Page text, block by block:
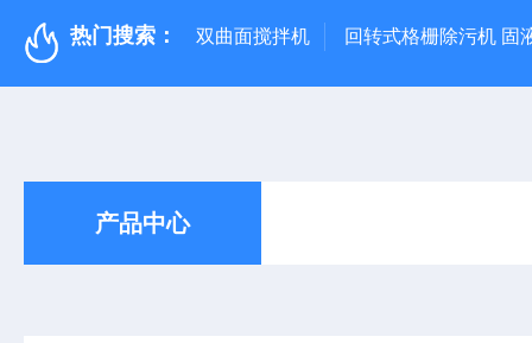
热门搜索： 双曲面搅拌机 回转式格栅除污机 固
产品中心